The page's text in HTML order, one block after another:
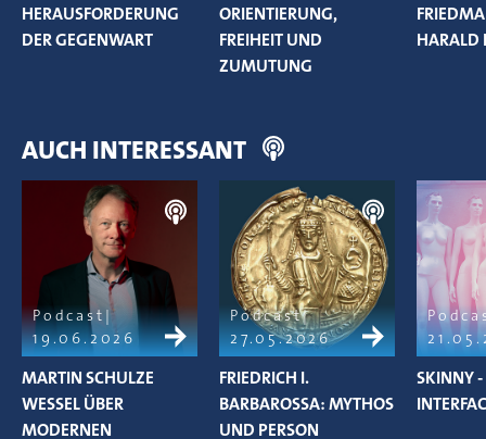
HERAUSFORDERUNG
DER GEGENWART
ORIENTIERUNG,
FREIHEIT UND
ZUMUTUNG
HARALD
AUCH INTERESSANT
Podcast
19.06.2026
MARTIN SCHULZE
WESSEL ÜBER
MODERNEN
Podcast
27.05.2026
FRIEDRICH I.
BARBAROSSA: MYTHOS
UND PERSON
SKINNY -